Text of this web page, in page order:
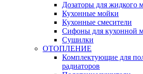
Дозаторы для жидкого
Кухонные мойки
Кухонные смесители
Сифоны для кухонной
Сушилки
ОТОПЛЕНИЕ
Комплектующие для
радиаторов